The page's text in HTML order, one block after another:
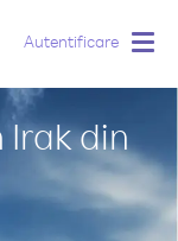
Autentificare
Irak din